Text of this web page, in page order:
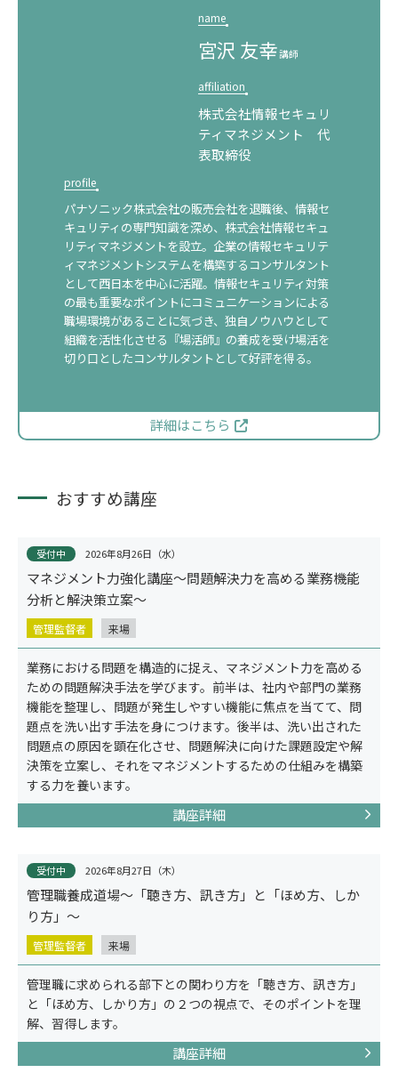
事例紹介
name
宮沢 友幸講師
affiliation
株式会社情報セキュリ
ティマネジメント 代
表取締役
profile
パナソニック株式会社の販売会社を退職後、情報セ
キュリティの専門知識を深め、株式会社情報セキュ
リティマネジメントを設立。企業の情報セキュリテ
ィマネジメントシステムを構築するコンサルタント
として西日本を中心に活躍。情報セキュリティ対策
の最も重要なポイントにコミュニケーションによる
職場環境があることに気づき、独自ノウハウとして
組織を活性化させる『場活師』の養成を受け場活を
切り口としたコンサルタントとして好評を得る。
詳細はこちら
おすすめ講座
受付中 2026年8月26日（水）
マネジメント力強化講座～問題解決力を高める業務機能
分析と解決策立案～
管理監督者 来場
業務における問題を構造的に捉え、マネジメント力を高める
ための問題解決手法を学びます。前半は、社内や部門の業務
機能を整理し、問題が発生しやすい機能に焦点を当てて、問
題点を洗い出す手法を身につけます。後半は、洗い出された
問題点の原因を顕在化させ、問題解決に向けた課題設定や解
決策を立案し、それをマネジメントするための仕組みを構築
する力を養います。
講座詳細
受付中 2026年8月27日（木）
管理職養成道場～「聴き方、訊き方」と「ほめ方、しか
り方」～
管理監督者 来場
管理職に求められる部下との関わり方を「聴き方、訊き方」
と「ほめ方、しかり方」の２つの視点で、そのポイントを理
解、習得します。
講座詳細